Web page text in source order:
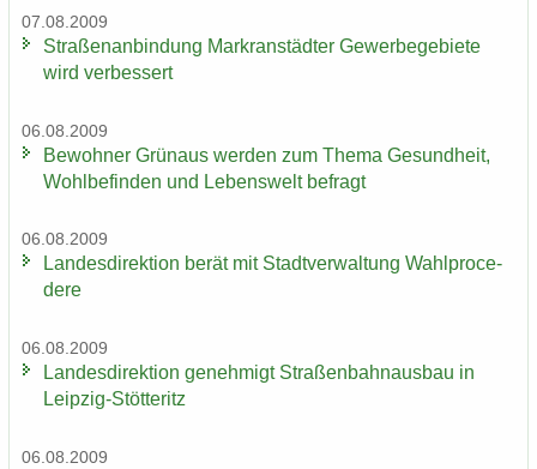
07.08.2009
Stra­ßen­an­bin­dung Markran­städ­ter Ge­wer­be­ge­bie­te
wird ver­bes­sert
06.08.2009
Be­woh­ner Grün­aus wer­den zum Thema Ge­sund­heit,
Wohl­be­fin­den und Le­bens­welt be­fragt
06.08.2009
Lan­des­di­rek­ti­on berät mit Stadt­ver­wal­tung Wahlpro­ce­
de­re
06.08.2009
Lan­des­di­rek­ti­on ge­neh­migt Stra­ßen­bahn­aus­bau in
Leipzig-​Stötteritz
06.08.2009